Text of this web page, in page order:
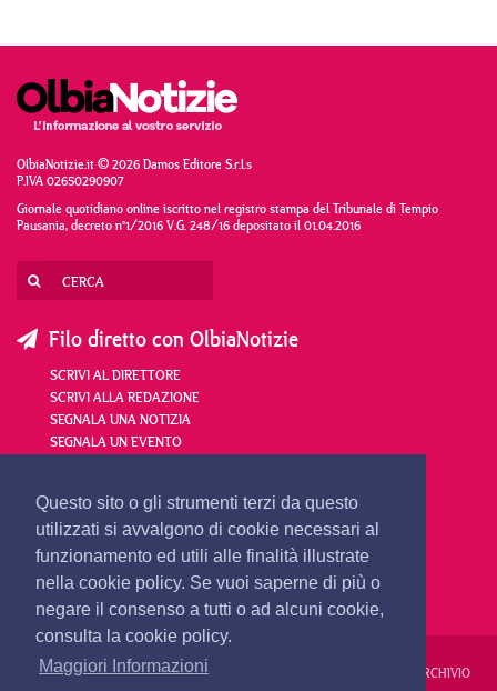
Questo sito o gli strumenti terzi da questo
utilizzati si avvalgono di cookie necessari al
funzionamento ed utili alle finalità illustrate
nella cookie policy. Se vuoi saperne di più o
negare il consenso a tutti o ad alcuni cookie,
consulta la cookie policy.
Maggiori Informazioni
OlbiaNotizie.it © 2026 Damos Editore S.r.l.s
P.IVA 02650290907
Giornale quotidiano online iscritto nel registro stampa del Tribunale di Tempio
Pausania, decreto n°1/2016 V.G. 248/16 depositato il 01.04.2016
Filo diretto con OlbiaNotizie
SCRIVI AL DIRETTORE
SCRIVI ALLA REDAZIONE
SEGNALA UNA NOTIZIA
SEGNALA UN EVENTO
redazione@olbianotizie.it
REDAZIONE PUBBLICITÀ PRIVACY E COOKIES ARCHIVIO